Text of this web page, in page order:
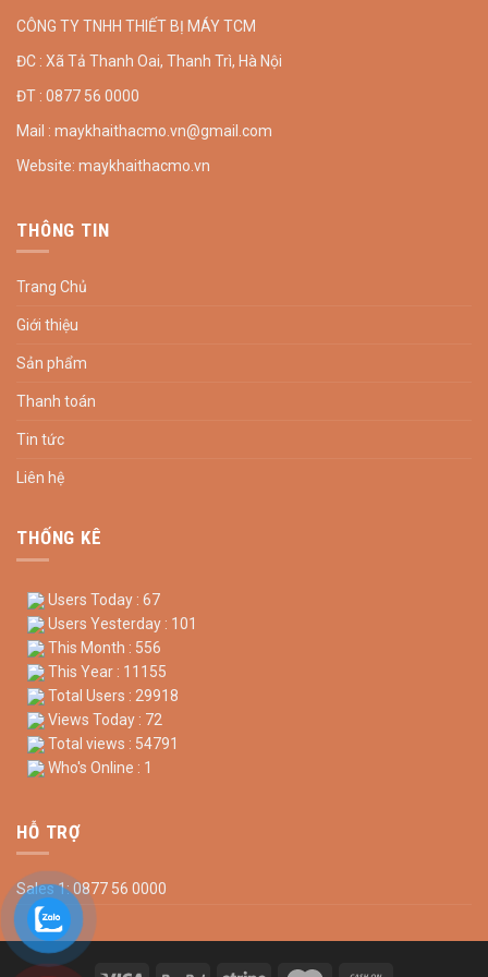
CÔNG TY TNHH THIẾT BỊ MÁY TCM
ĐC : Xã Tả Thanh Oai, Thanh Trì, Hà Nội
ĐT : 0877 56 0000
Mail : maykhaithacmo.vn@gmail.com
Website: maykhaithacmo.vn
THÔNG TIN
Trang Chủ
Giới thiệu
Sản phẩm
Thanh toán
Tin tức
Liên hệ
THỐNG KÊ
Users Today : 67
Users Yesterday : 101
This Month : 556
This Year : 11155
Total Users : 29918
Views Today : 72
Total views : 54791
Who's Online : 1
HỖ TRỢ
Sales 1: 0877 56 0000